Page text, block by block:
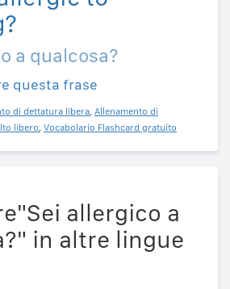
a qualcosa?
questa frase
di dettatura libera, Allenamento di
libero, Vocabolario Flashcard gratuito
allergico a
in altre lingue